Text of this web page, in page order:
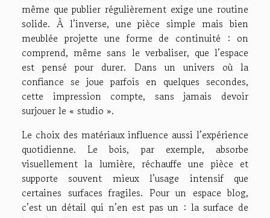
même que publier régulièrement exige une routine
solide. À l’inverse, une pièce simple mais bien
meublée projette une forme de continuité : on
comprend, même sans le verbaliser, que l’espace
est pensé pour durer. Dans un univers où la
confiance se joue parfois en quelques secondes,
cette impression compte, sans jamais devoir
surjouer le « studio ».
Le choix des matériaux influence aussi l’expérience
quotidienne. Le bois, par exemple, absorbe
visuellement la lumière, réchauffe une pièce et
supporte souvent mieux l’usage intensif que
certaines surfaces fragiles. Pour un espace blog,
c’est un détail qui n’en est pas un : la surface de